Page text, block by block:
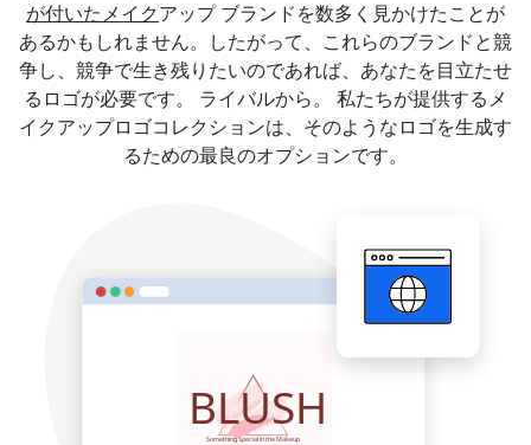
が付いたメイク アップ ブランドを数多く見かけたことが
あるかもしれません。したがって、これらのブランドと競
争し、競争で生き残りたいのであれば、あなたを目立たせ
るロゴが必要です。 ライバルから。 私たちが提供するメ
イクアップロゴコレクションは、そのようなロゴを生成す
るための最良のオプションです。